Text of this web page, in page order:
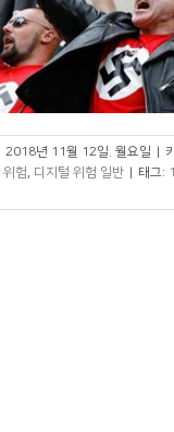
2018년 11월 12일. 월요일 |
위험, 디지털 위험 일반 | 태그: